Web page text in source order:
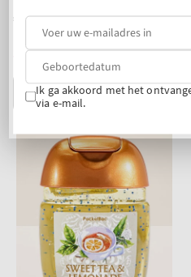
Normale
€11,90
per
eenheid
Prijs per 1 liter:€ 50,42
3 voor 24 €
IN WINKELWAGEN
Ik ga akkoord met het
via e-mail.